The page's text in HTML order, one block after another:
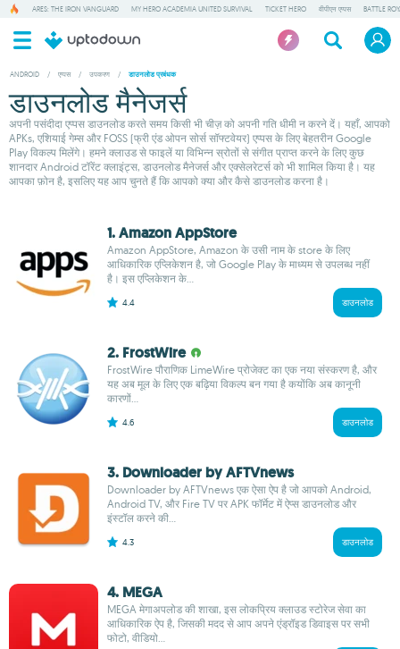
ARES: THE IRON VANGUARD MY HERO ACADEMIA UNITED SURVIVAL TICKET HERO वीपीएन एप्पस BATTLE
ANDROID / एप्पस / उपकरण / डाउनलोड प्रबंधक
डाउनलोड मैनेजर्स
अपनी पसंदीदा एप्पस डाउनलोड करते समय किसी भी चीज़ को अपनी गति धीमी न करने दें। यहाँ, आपको
APKs, एशियाई गेम्स और FOSS (फ्री एंड ओपन सोर्स सॉफ्टवेयर) एप्पस के लिए बेहतरीन Google
Play विकल्प मिलेंगे। हमने क्लाउड से फाइलें या विभिन्न स्रोतों से संगीत प्राप्त करने के लिए कुछ
शानदार Android टॉरेंट क्लाइंट्स, डाउनलोड मैनेजर्स और एक्सेलरेटर्स को भी शामिल किया है। यह
आपका फ़ोन है, इसलिए यह आप चुनते हैं कि आपको क्या और कैसे डाउनलोड करना है।
1. Amazon AppStore
Amazon AppStore, Amazon के उसी नाम के store के लिए
आधिकारिक एप्लिकेशन है, जो Google Play के माध्यम से उपलब्ध नहीं
है। इस एप्लिकेशन के...
4.4 डाउनलोड
2. FrostWire
FrostWire पौराणिक LimeWire प्रोजेक्ट का एक नया संस्करण है, और
यह अब मूल के लिए एक बढ़िया विकल्प बन गया है कयोंकि अब कानूनी
कारणों...
4.6 डाउनलोड
3. Downloader by AFTVnews
Downloader by AFTVnews एक ऐसा ऐप है जो आपको Android,
Android TV, और Fire TV पर APK फॉर्मेट में ऐप्स डाउनलोड और
इंस्टॉल करने की...
4.3 डाउनलोड
4. MEGA
MEGA मेगाअपलोड की शाखा, इस लोकप्रिय क्लाउड स्टोरेज सेवा का
आधिकारिक ऐप है, जिसकी मदद से आप अपने एंड्रॉइड डिवाइस पर सभी
फोटो, वीडियो...